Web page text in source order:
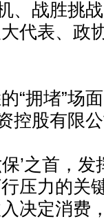
、战胜挑
代表、政
拥堵”场面
控股有限
’之首，发
压力的关
决定消费